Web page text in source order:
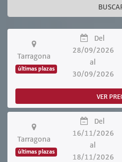
Tarragona
últimas plazas
Del
28/09/2026
al
30/09/2026
VER
Tarragona
últimas plazas
Del
16/11/2026
al
18/11/2026